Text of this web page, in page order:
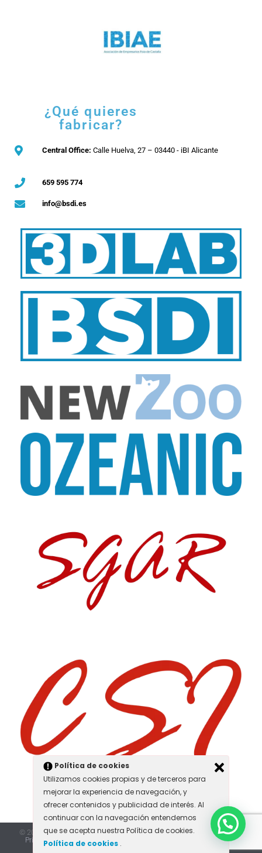
¿Qué quieres
fabricar?
Central Office: Calle Huelva, 27 – 03440 - iBI Alicante
659 595 774
info@bsdi.es
© 2026 - BSDI - Todos los derechos reservados.Política de Cookies y
Privacidad|Política de Calidad
Diseño
Web Baobab Marketing
Hola 👋
¿En qué podemos ayudarte?
Abrir chat
Política de cookies
Utilizamos cookies propias y de terceros para
mejorar la experiencia de navegación, y
ofrecer contenidos y publicidad de interés. Al
continuar con la navegación entendemos
que se acepta nuestra Política de cookies.
Política de cookies .